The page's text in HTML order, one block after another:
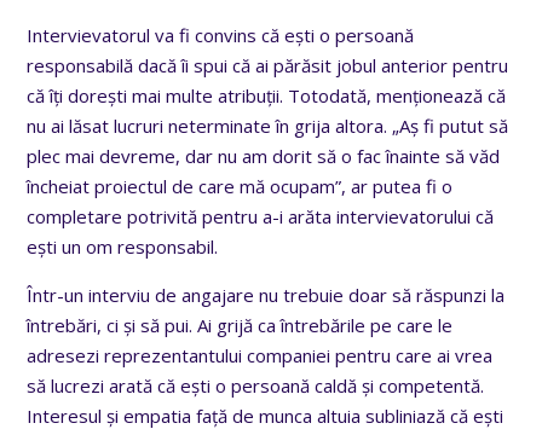
Intervievatorul va fi convins că eşti o persoană
responsabilă dacă îi spui că ai părăsit jobul anterior pentru
că îţi doreşti mai multe atribuţii. Totodată, menţionează că
nu ai lăsat lucruri neterminate în grija altora. „Aş fi putut să
plec mai devreme, dar nu am dorit să o fac înainte să văd
încheiat proiectul de care mă ocupam”, ar putea fi o
completare potrivită pentru a-i arăta intervievatorului că
eşti un om responsabil.
Într-un interviu de angajare nu trebuie doar să răspunzi la
întrebări, ci şi să pui. Ai grijă ca întrebările pe care le
adresezi reprezentantului companiei pentru care ai vrea
să lucrezi arată că eşti o persoană caldă şi competentă.
Interesul şi empatia faţă de munca altuia subliniază că eşti